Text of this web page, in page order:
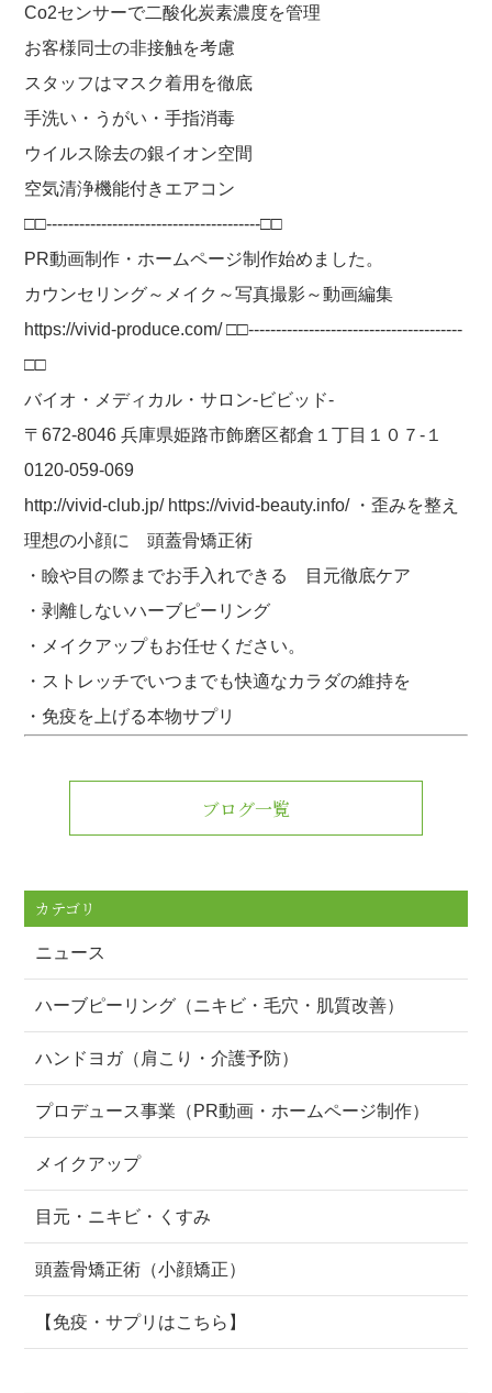
Co2センサーで二酸化炭素濃度を管理
お客様同士の非接触を考慮
スタッフはマスク着用を徹底
手洗い・うがい・手指消毒
ウイルス除去の銀イオン空間
空気清浄機能付きエアコン
□□---------------------------------------□□
PR動画制作・ホームページ制作始めました。
カウンセリング～メイク～写真撮影～動画編集
https://vivid-produce.com/ □□---------------------------------------
□□
バイオ・メディカル・サロン-ビビッド-
〒672-8046 兵庫県姫路市飾磨区都倉１丁目１０７-１
0120-059-069
http://vivid-club.jp/ https://vivid-beauty.info/ ・歪みを整え
理想の小顔に 頭蓋骨矯正術
・瞼や目の際までお手入れできる 目元徹底ケア
・剥離しないハーブピーリング
・メイクアップもお任せください。
・ストレッチでいつまでも快適なカラダの維持を
・免疫を上げる本物サプリ
ブログ一覧
カテゴリ
ニュース
ハーブピーリング（ニキビ・毛穴・肌質改善）
ハンドヨガ（肩こり・介護予防）
プロデュース事業（PR動画・ホームページ制作）
メイクアップ
目元・ニキビ・くすみ
頭蓋骨矯正術（小顔矯正）
【免疫・サプリはこちら】